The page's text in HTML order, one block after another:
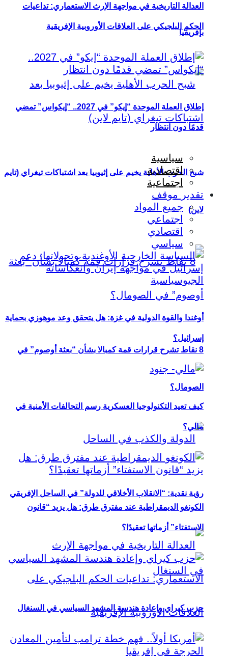
بإفريقيا
شبح الحرب الأهلية يخيم على إثيوبيا بعد اشتباكات تيغراي (تايم
لاين)
8 نقاط تشرح قرارات قمة كمبالا بشأن “بعثة أوصوم” في
الصومال؟
رؤية نقدية: “الانقلاب الأخلاقي للدولة” في الساحل الإفريقي
العدالة التاريخية في مواجهة الإرث الاستعماري: تداعيات
الحكم البلجيكي على العلاقات الأوروبية الإفريقية
إطلاق العملة الموحدة “إيكو” في 2027.. “إيكواس” تمضي
قدمًا دون انتظار
سياسية
اقتصادية
اجتماعية
تقدير موقف
جميع المواد
اجتماعي
اقتصادي
سياسي
أوغندا والقوة الدولية في غزة: هل يتحقق وعد موهوزي بحماية
إسرائيل؟
كيف تعيد التكنولوجيا العسكرية رسم التحالفات الأمنية في
مالي؟
الكونغو الديمقراطية عند مفترق طرق: هل يزيد “قانون
الاستفتاء” أزماتها تعقيدًا؟
حزب كيراي وإعادة هندسة المشهد السياسي في السنغال